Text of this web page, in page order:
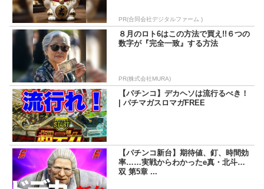
PR(合同会社デジタルファーム )
８月のロト6はこの方法で買え!!６つの
数字が『完全一致』する方法
PR(株式会社MURA)
【パチンコ】デカヘソは流行るべき！
| パチマガスロマガFREE
【パチンコ新台】期待値、釘、時間効
率……実戦からわかったe真・北斗無
双 第5章 ...